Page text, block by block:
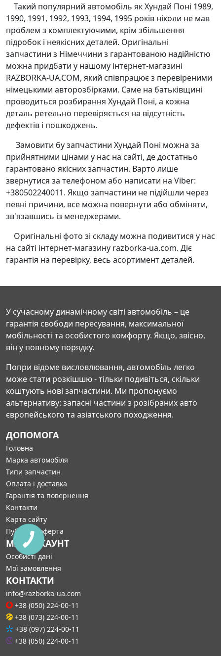
Такий популярний автомобіль як Хундай Поні 1989,
1990, 1991, 1992, 1993, 1994, 1995 років ніколи не мав
проблем з комплектуючими, крім збільшення
підробок і неякісних деталей. Оригінальні
запчастини з Німеччини з гарантованою надійністю
можна придбати у нашому інтернет-магазині
RAZBORKA-UA.COM, який співпрацює з перевіреними
німецькими авторозбірками. Саме на батьківщині
проводиться розбирання Хундай Поні, а кожна
деталь ретельно перевіряється на відсутність
дефектів і пошкоджень.
Замовити бу запчастини Хундай Поні можна за
прийнятними цінами у нас на сайті, де достатньо
гарантовано якісних запчастин. Варто лише
звернутися за телефоном або написати на Viber:
+380502240011. Якщо запчастини не підійшли через
певні причини, все можна повернути або обміняти,
зв'язавшись із менеджерами.
Оригінальні фото зі складу можна подивитися у нас
на сайті інтернет-магазину razborka-ua.com. Діє
гарантія на перевірку, весь асортимент деталей.
У сучасному динамічному світі автомобіль – це
гарантія свободи пересування, максимальної
мобільності та особистого комфорту. Якщо, звісно,
він у повному порядку.
Попри відоме висловлювання, автомобіль легко
може стати розкішшю - тільки подивіться, скільки
коштують нові запчастини. Ми пропонуємо
альтернативу: запасні частини з розібраних авто
європейського та азіатського походження.
ДОПОМОГА
Головна
Марка автомобіля
Типи запчастин
Оплата і доставка
Гарантія та повернення
Контакти
Карта сайту
Публічна оферта
МІЙ АККАУНТ
Особисті дані
Мої замовлення
КОНТАКТИ
info@razborka-ua.com
+38 (050) 224-00-11
+38 (073) 224-00-11
+38 (097) 224-00-11
+38 (050) 224-00-11